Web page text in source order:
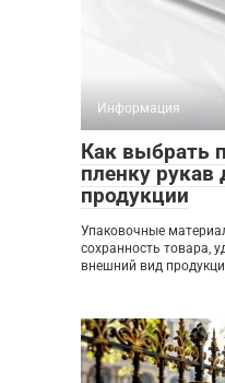
Информация
Как выбрать
пленку рукав
продукции
Упаковочные
сохранность товара,
внешний вид